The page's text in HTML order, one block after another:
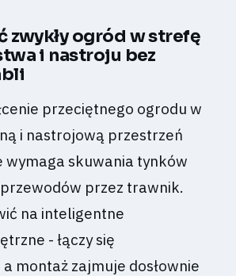
zwykły ogród w strefę
i nastroju bez
przeciętnego ogrodu w
i nastrojową przestrzeń
wymaga skuwania tynków
przez trawnik.
na inteligentne
- łączy się
montaż zajmuje dosłownie